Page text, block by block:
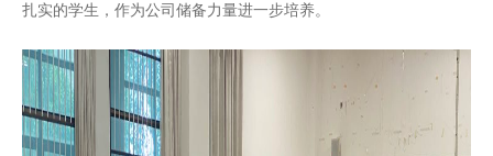
扎实的学生，作为公司储备力量进一步培养。